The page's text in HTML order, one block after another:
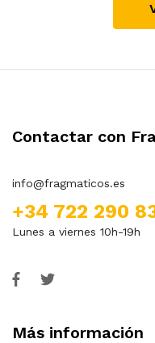
Contactar con
info@fragmaticos.es
+34 722 290
Lunes a viernes 10h-19h
Más información